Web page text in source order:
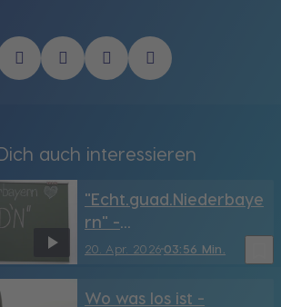
auch interessieren
20. Apr. 202603:56 Min.
"Echt.guad.Niederbaye
rn" -
Hauswirtschaftsschule
Abschlussbuffet
Wo was los ist -